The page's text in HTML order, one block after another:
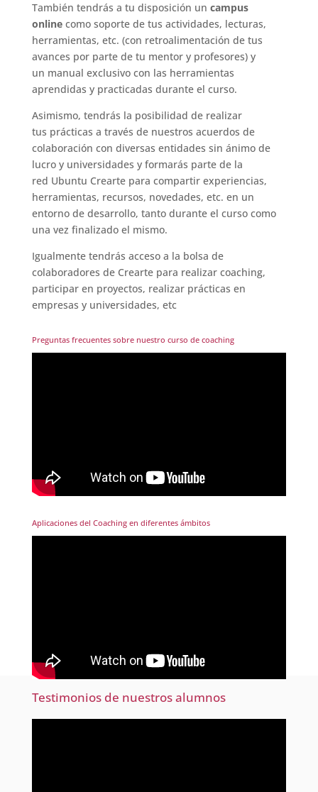
También tendrás a tu disposición un campus
onlinecomo soporte de tus actividades, lecturas,
herramientas, etc. (con retroalimentación de tus
avances por parte de tu mentor y profesores) y
un manual exclusivo con las herramientas
aprendidas y practicadas durante el curso.
Asimismo, tendrás la posibilidad de realizar
tus prácticas a través de nuestros acuerdos de
colaboración con diversas entidades sin ánimo de
lucro y universidades y formarás parte de la
red Ubuntu Crearte para compartir experiencias,
herramientas, recursos, novedades, etc. en un
entorno de desarrollo, tanto durante el curso como
una vez finalizado el mismo.
Igualmente tendrás acceso a la bolsa de
colaboradores de Crearte para realizar coaching,
participar en proyectos, realizar prácticas en
empresas y universidades, etc
Preguntas frecuentes sobre nuestro curso de coaching
Aplicaciones del Coaching en diferentes ámbitos
Testimonios de nuestros alumnos